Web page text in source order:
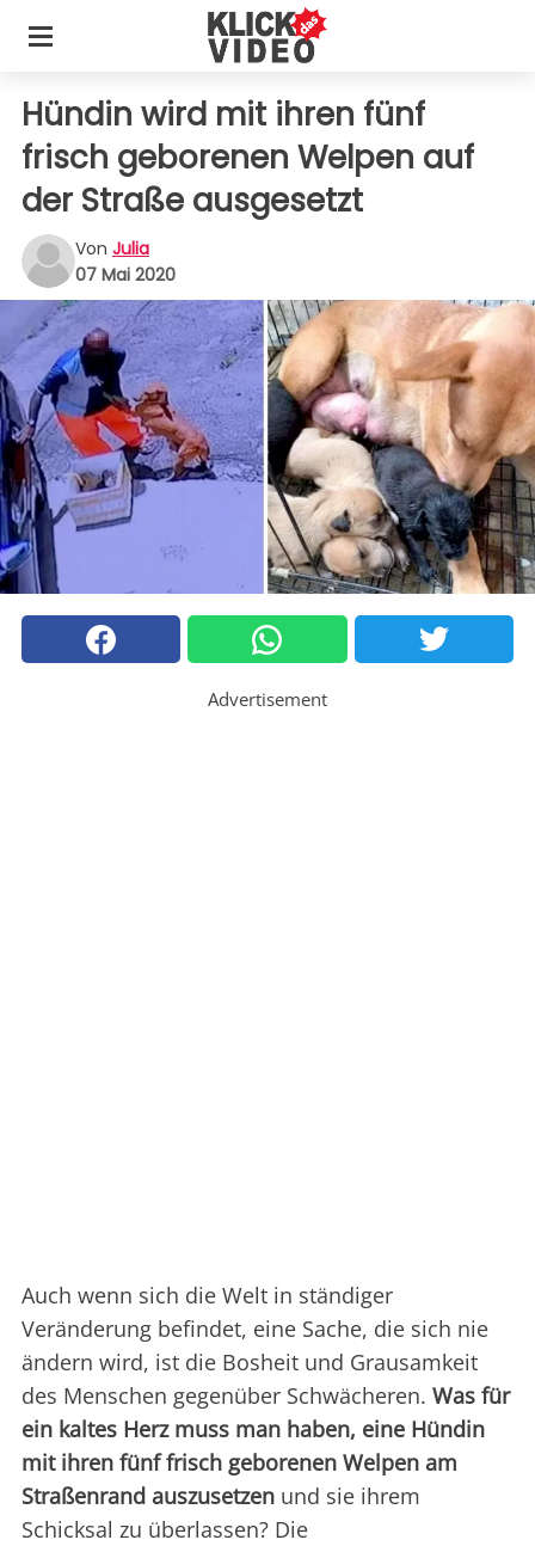
Hündin wird mit ihren fünf
frisch geborenen Welpen auf
der Straße ausgesetzt
Von Julia
07 Mai 2020
Advertisement
Auch wenn sich die Welt in ständiger
Veränderung befindet, eine Sache, die sich nie
ändern wird, ist die Bosheit und Grausamkeit
des Menschen gegenüber Schwächeren. Was für
ein kaltes Herz muss man haben, eine Hündin
mit ihren fünf frisch geborenen Welpen am
Straßenrand auszusetzen und sie ihrem
Schicksal zu überlassen? Die